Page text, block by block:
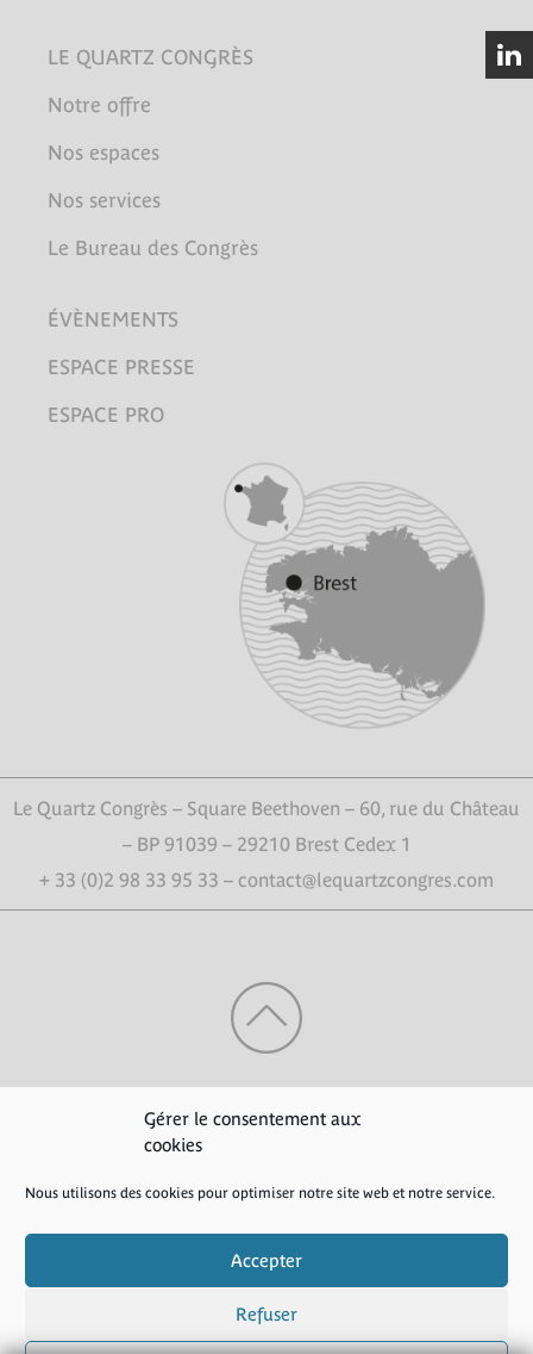
Gérer le consentement aux
cookies
Nous utilisons des cookies pour optimiser notre site web et notre service.
Accepter
Refuser
LE QUARTZ CONGRÈS
Notre offre
Nos espaces
Nos services
Le Bureau des Congrès
ÉVÈNEMENTS
ESPACE PRESSE
ESPACE PRO
Le Quartz Congrès – Square Beethoven – 60, rue du Château
– BP 91039 – 29210 Brest Cedex 1
+ 33 (0)2 98 33 95 33 – contact@lequartzcongres.com
HAUT DE PAGE